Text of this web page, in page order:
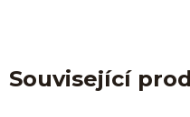
Související